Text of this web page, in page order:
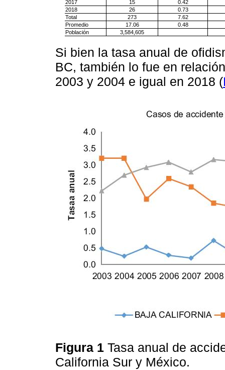
2017 15
0.42
2018
26
0.73
Total
273
7.62
Promedio
17.06
0.48
Población
3,584,605
Si bien la tasa anual de
BC, también lo fue en
2003 y 2004 e igual en 2018 (
Figura 1 Tasa anual de
California Sur y México.